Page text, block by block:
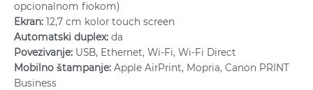
opcionalnom fiokom)
Ekran: 12,7 cm kolor touch screen
Automatski duplex: da
Povezivanje: USB, Ethernet, Wi-Fi, Wi-Fi Direct
Mobilno štampanje: Apple AirPrint, Mopria, Canon PRINT
Business